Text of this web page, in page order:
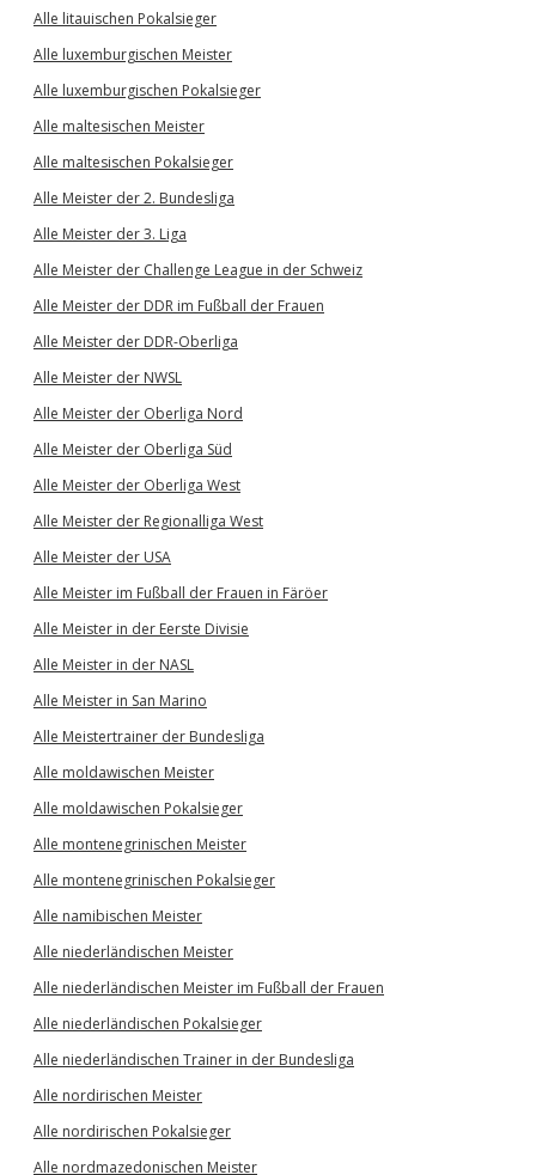
Alle litauischen Pokalsieger
Alle luxemburgischen Meister
Alle luxemburgischen Pokalsieger
Alle maltesischen Meister
Alle maltesischen Pokalsieger
Alle Meister der 2. Bundesliga
Alle Meister der 3. Liga
Alle Meister der Challenge League in der Schweiz
Alle Meister der DDR im Fußball der Frauen
Alle Meister der DDR-Oberliga
Alle Meister der NWSL
Alle Meister der Oberliga Nord
Alle Meister der Oberliga Süd
Alle Meister der Oberliga West
Alle Meister der Regionalliga West
Alle Meister der USA
Alle Meister im Fußball der Frauen in Färöer
Alle Meister in der Eerste Divisie
Alle Meister in der NASL
Alle Meister in San Marino
Alle Meistertrainer der Bundesliga
Alle moldawischen Meister
Alle moldawischen Pokalsieger
Alle montenegrinischen Meister
Alle montenegrinischen Pokalsieger
Alle namibischen Meister
Alle niederländischen Meister
Alle niederländischen Meister im Fußball der Frauen
Alle niederländischen Pokalsieger
Alle niederländischen Trainer in der Bundesliga
Alle nordirischen Meister
Alle nordirischen Pokalsieger
Alle nordmazedonischen Meister